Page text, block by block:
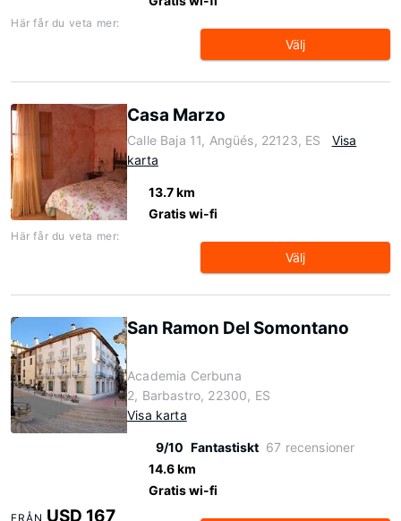
Här får du veta mer:
Välj
Casa Marzo
Calle Baja 11, Angüés, 22123, ES
Visa
karta
13.7 km
Gratis wi-fi
Här får du veta mer:
Välj
San Ramon Del Somontano
Academia Cerbuna
2, Barbastro, 22300, ES
Visa karta
9/10 Fantastiskt 67 recensioner
14.6 km
Gratis wi-fi
FRÅN USD 167